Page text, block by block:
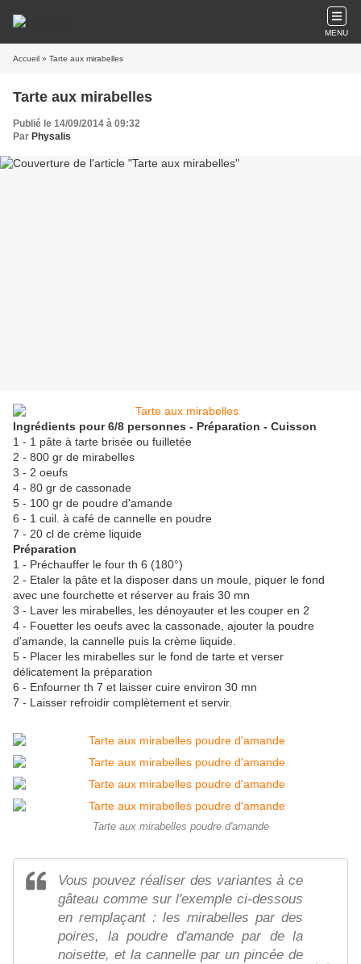
MENU
Accueil » Tarte aux mirabelles
Tarte aux mirabelles
Publié le 14/09/2014 à 09:32
Par Physalis
Ingrédients pour 6/8 personnes - Préparation - Cuisson
1 - 1 pâte à tarte brisée ou fuilletée
2 - 800 gr de mirabelles
3 - 2 oeufs
4 - 80 gr de cassonade
5 - 100 gr de poudre d'amande
6 - 1 cuil. à café de cannelle en poudre
7 - 20 cl de crème liquide
Préparation
1 - Préchauffer le four th 6 (180°)
2 - Etaler la pâte et la disposer dans un moule, piquer le fond
avec une fourchette et réserver au frais 30 mn
3 - Laver les mirabelles, les dénoyauter et les couper en 2
4 - Fouetter les oeufs avec la cassonade, ajouter la poudre
d'amande, la cannelle puis la crème liquide.
5 - Placer les mirabelles sur le fond de tarte et verser
délicatement la préparation
6 - Enfourner th 7 et laisser cuire environ 30 mn
7 - Laisser refroidir complètement et servir.
Tarte aux mirabelles poudre d'amande
Vous pouvez réaliser des variantes à ce
gâteau comme sur l'exemple ci-dessous
en remplaçant : les mirabelles par des
poires, la poudre d'amande par de la
noisette, et la cannelle par un pincée de